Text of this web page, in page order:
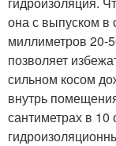
она с выпуском в
миллиметров 20-
позволяет
сильном косом
внутрь
сантиметрах в 10